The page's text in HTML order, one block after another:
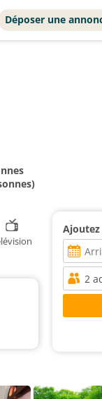
Déposer une